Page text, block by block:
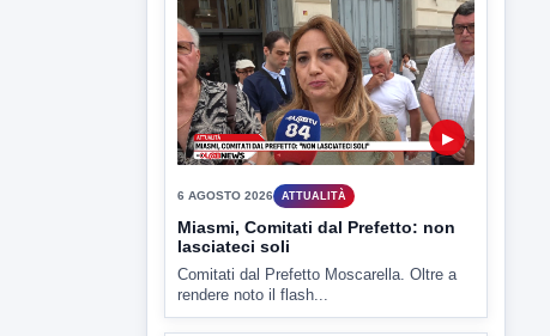
▶
6 AGOSTO 2026 CRONACA
"Sistema Caprio", Procura S.Maria
CV chiede rinvio a giudizio per 54
La Procura della Repubblica di Santa
Capua Vetere chiude le...